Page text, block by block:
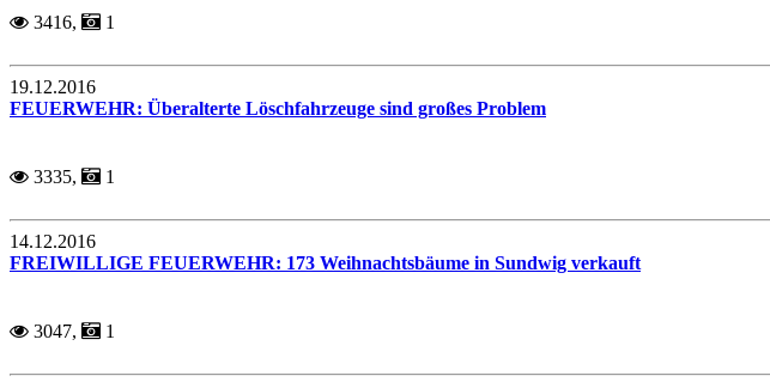
3416, 1
19.12.2016
FEUERWEHR: Überalterte Löschfahrzeuge sind großes Problem
3335, 1
14.12.2016
FREIWILLIGE FEUERWEHR: 173 Weihnachtsbäume in Sundwig verkauft
3047, 1